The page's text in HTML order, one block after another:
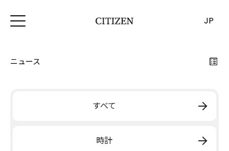
JP
ニュース
すべて
時計